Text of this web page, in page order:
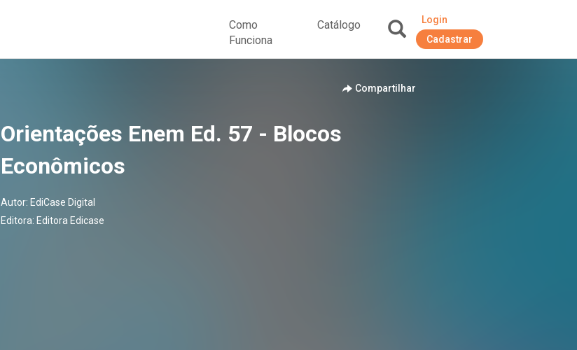
Como
Funciona
Catálogo
Login
Cadastrar
Compartilhar
Orientações Enem Ed. 57 - Blocos
Econômicos
Autor: EdiCase Digital
Editora: Editora Edicase